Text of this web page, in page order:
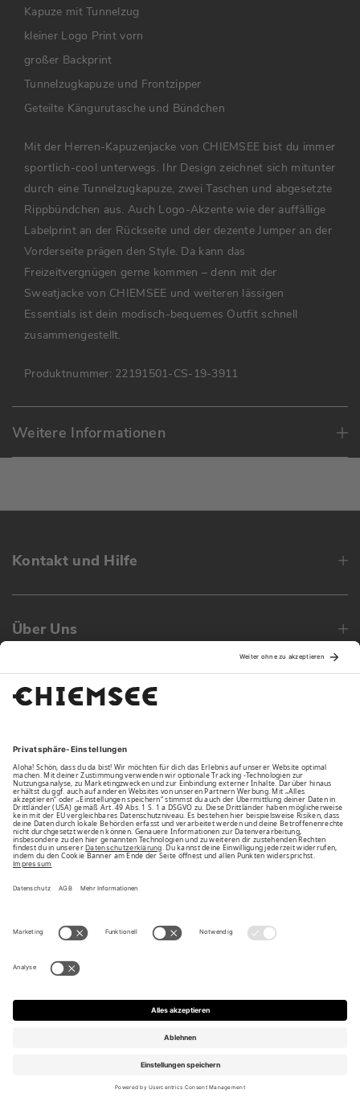
Kapuze mit Tunnelzug
kleiner Logo Print vorn
großer Backprint
Tunnelzugkapuze und Frontzipper
Geteilte Kängurutasche und Bündchen
Mit der Herren-Kapuzenjacke von CHIEMSEE bist du immer
sportlich-cool unterwegs. Ihr Design zeichnet sich mitunter
durch eine Tunnelzugkapuze, zwei Taschen und abgesetzte
Rippbündchen aus. Auch Logo-Akzente wie der auffällige
Labelprint an der Rückseite und der dezente Jumper an der
Vorderseite prägen den Style. Da kann das
Freizeitvergnügen gerne kommen – denn mit der
Sweatjacke von CHIEMSEE und weiteren lässigen
Essentials ist dein modisch-bequemes Outfit schnell
zusammengestellt.
Produktnummer: 22191501-CS-19-3911
Weitere Informationen
Kontakt und Hilfe
Über Uns
Family
Unsere Vorteile
Unsere Partner
AGB
Datenschutzeinstellungen ändern